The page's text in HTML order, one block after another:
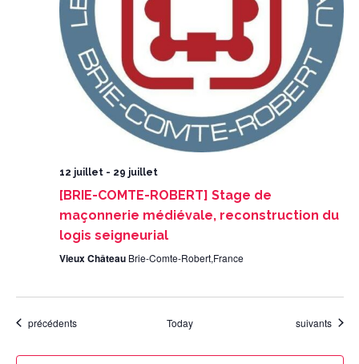
12 juillet- 29 juillet
[BRIE-COMTE-ROBERT] Stage de
maçonnerie médiévale, reconstruction du
logis seigneurial
Vieux Château Brie-Comte-Robert,France
Évènements
précédents Today Évènements
suivants